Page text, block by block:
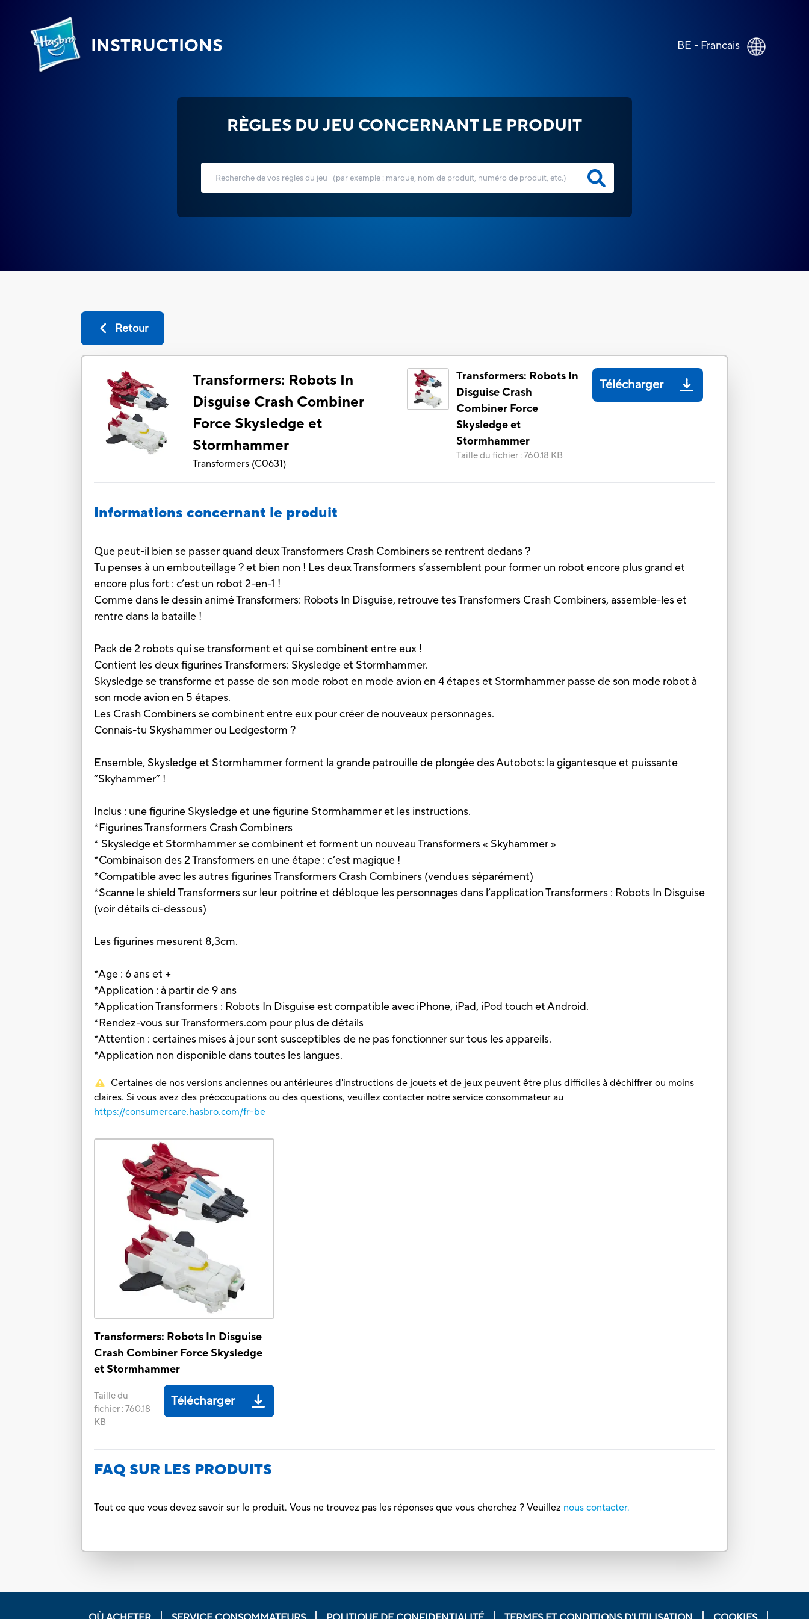
INSTRUCTIONS BE - Francais
RÈGLES DU JEU CONCERNANT LE PRODUIT
Retour
Transformers: Robots In
Disguise Crash Combiner
Force Skysledge et
Stormhammer
Transformers (C0631)
Transformers: Robots In
Disguise Crash
Combiner Force
Skysledge et
Stormhammer
Taille du fichier :760.18 KB
Télécharger
Informations concernant le produit
Que peut-il bien se passer quand deux Transformers Crash Combiners se rentrent dedans ?
Tu penses à un embouteillage ? et bien non ! Les deux Transformers s’assemblent pour former un robot encore plus grand et
encore plus fort : c’est un robot 2-en-1 !
Comme dans le dessin animé Transformers: Robots In Disguise, retrouve tes Transformers Crash Combiners, assemble-les et
rentre dans la bataille !
Pack de 2 robots qui se transforment et qui se combinent entre eux !
Contient les deux figurines Transformers: Skysledge et Stormhammer.
Skysledge se transforme et passe de son mode robot en mode avion en 4 étapes et Stormhammer passe de son mode robot à
son mode avion en 5 étapes.
Les Crash Combiners se combinent entre eux pour créer de nouveaux personnages.
Connais-tu Skyshammer ou Ledgestorm ?
Ensemble, Skysledge et Stormhammer forment la grande patrouille de plongée des Autobots: la gigantesque et puissante
“Skyhammer” !
Inclus : une figurine Skysledge et une figurine Stormhammer et les instructions.
*Figurines Transformers Crash Combiners
* Skysledge et Stormhammer se combinent et forment un nouveau Transformers « Skyhammer »
*Combinaison des 2 Transformers en une étape : c’est magique !
*Compatible avec les autres figurines Transformers Crash Combiners (vendues séparément)
*Scanne le shield Transformers sur leur poitrine et débloque les personnages dans l’application Transformers : Robots In Disguise
(voir détails ci-dessous)
Les figurines mesurent 8,3cm.
*Age : 6 ans et +
*Application : à partir de 9 ans
*Application Transformers : Robots In Disguise est compatible avec iPhone, iPad, iPod touch et Android.
*Rendez-vous sur Transformers.com pour plus de détails
*Attention : certaines mises à jour sont susceptibles de ne pas fonctionner sur tous les appareils.
*Application non disponible dans toutes les langues.
Certaines de nos versions anciennes ou antérieures d'instructions de jouets et de jeux peuvent être plus difficiles à déchiffrer ou moins
claires. Si vous avez des préoccupations ou des questions, veuillez contacter notre service consommateur au
https://consumercare.hasbro.com/fr-be
Transformers: Robots In Disguise
Crash Combiner Force Skysledge
et Stormhammer
Taille du
fichier :760.18
KB
Télécharger
FAQ SUR LES PRODUITS
Tout ce que vous devez savoir sur le produit. Vous ne trouvez pas les réponses que vous cherchez ? Veuillez nous contacter.